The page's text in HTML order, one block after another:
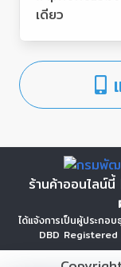
เดียว
ร้านค้าออนไลน์นี้
ได้แจ้งการเป็นผู้ประกอ
DBD Registered